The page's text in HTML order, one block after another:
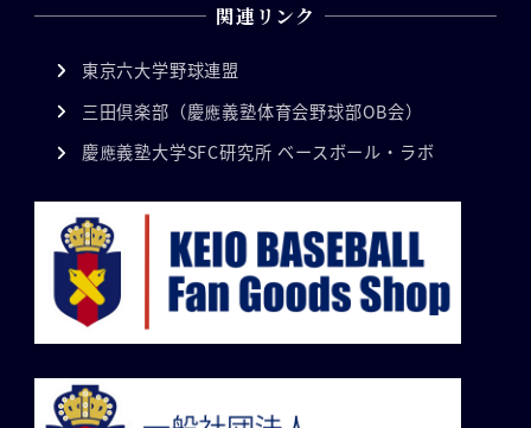
関連リンク
東京六大学野球連盟
三田倶楽部（慶應義塾体育会野球部OB会）
慶應義塾大学SFC研究所 ベースボール・ラボ